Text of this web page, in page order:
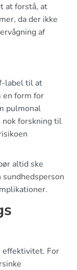
at forstå, at
da der ikke
af
label til at
en form for
pulmonal
nok forskning til
altid ske
effektivitet. For